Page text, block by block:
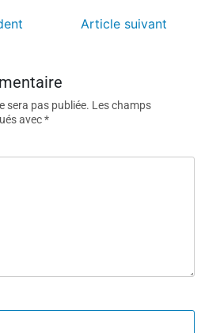
Article suivant
sera pas publiée. Les champs
avec*